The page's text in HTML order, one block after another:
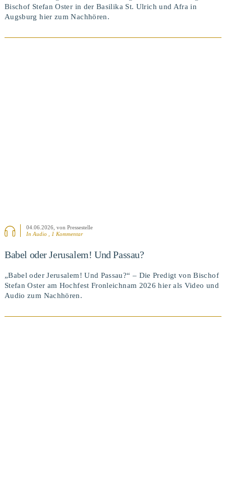
Bischof Stefan Oster in der Basilika St. Ulrich und Afra in
Augsburg hier zum Nachhören.
04.06.2026 , von Pressestelle
In Audio , 1 Kommentar
Babel oder Jerusalem! Und Passau?
„Babel oder Jerusalem! Und Passau?“ – Die Predigt von Bischof
Stefan Oster am Hochfest Fronleichnam 2026 hier als Video und
Audio zum Nachhören.